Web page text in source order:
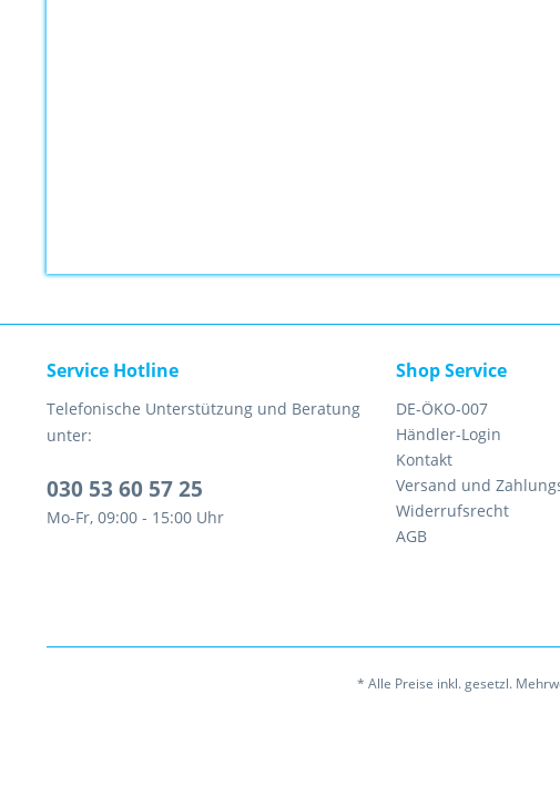
Service Hotline
Telefonische Unterstützung und Beratung
unter:
030 53 60 57 25
Mo-Fr, 09:00 - 15:00 Uhr
Shop Service
DE-ÖKO-007
Händler-Login
Kontakt
Versand und
Widerrufsrecht
AGB
* Alle Preise inkl. gesetzl.